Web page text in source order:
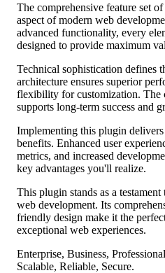
The comprehensive feature set
aspect of modern web
advanced functionality, every
designed to provide maximum
Technical sophistication defines
architecture ensures superior
flexibility for customization. The
supports long-term success and
Implementing this plugin
benefits. Enhanced user
metrics, and increased
key advantages you'll realize.
This plugin stands as a
web development. Its
friendly design make it the
exceptional web experiences.
Enterprise, Business,
Scalable, Reliable, Secure.